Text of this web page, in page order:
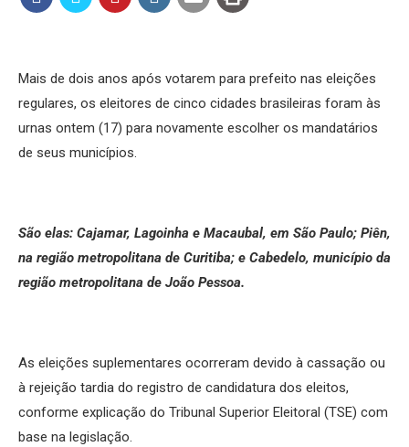
Mais de dois anos após votarem para prefeito nas eleições
regulares, os eleitores de cinco cidades brasileiras foram às
urnas ontem (17) para novamente escolher os mandatários
de seus municípios.
São elas: Cajamar, Lagoinha e Macaubal, em São Paulo; Piên,
na região metropolitana de Curitiba; e Cabedelo, município da
região metropolitana de João Pessoa.
As eleições suplementares ocorreram devido à cassação ou
à rejeição tardia do registro de candidatura dos eleitos,
conforme explicação do Tribunal Superior Eleitoral (TSE) com
base na legislação.